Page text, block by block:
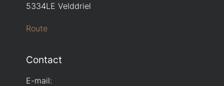
5334LE Velddriel
Route
Contact
E-mail: